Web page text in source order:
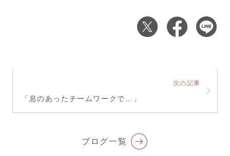
次の記事
「息のあったチームワークで…」
ブログ一覧